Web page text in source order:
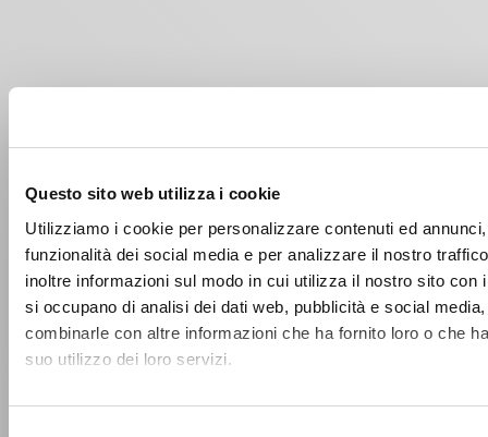
Questo sito web utilizza i cookie
Utilizziamo i cookie per personalizzare contenuti ed
funzionalità dei social media e per analizzare il nostro
inoltre informazioni sul modo in cui utilizza il nostro sito con
si occupano di analisi dei dati web, pubblicità e social
combinarle con altre informazioni che ha fornito loro o che
suo utilizzo dei loro servizi.